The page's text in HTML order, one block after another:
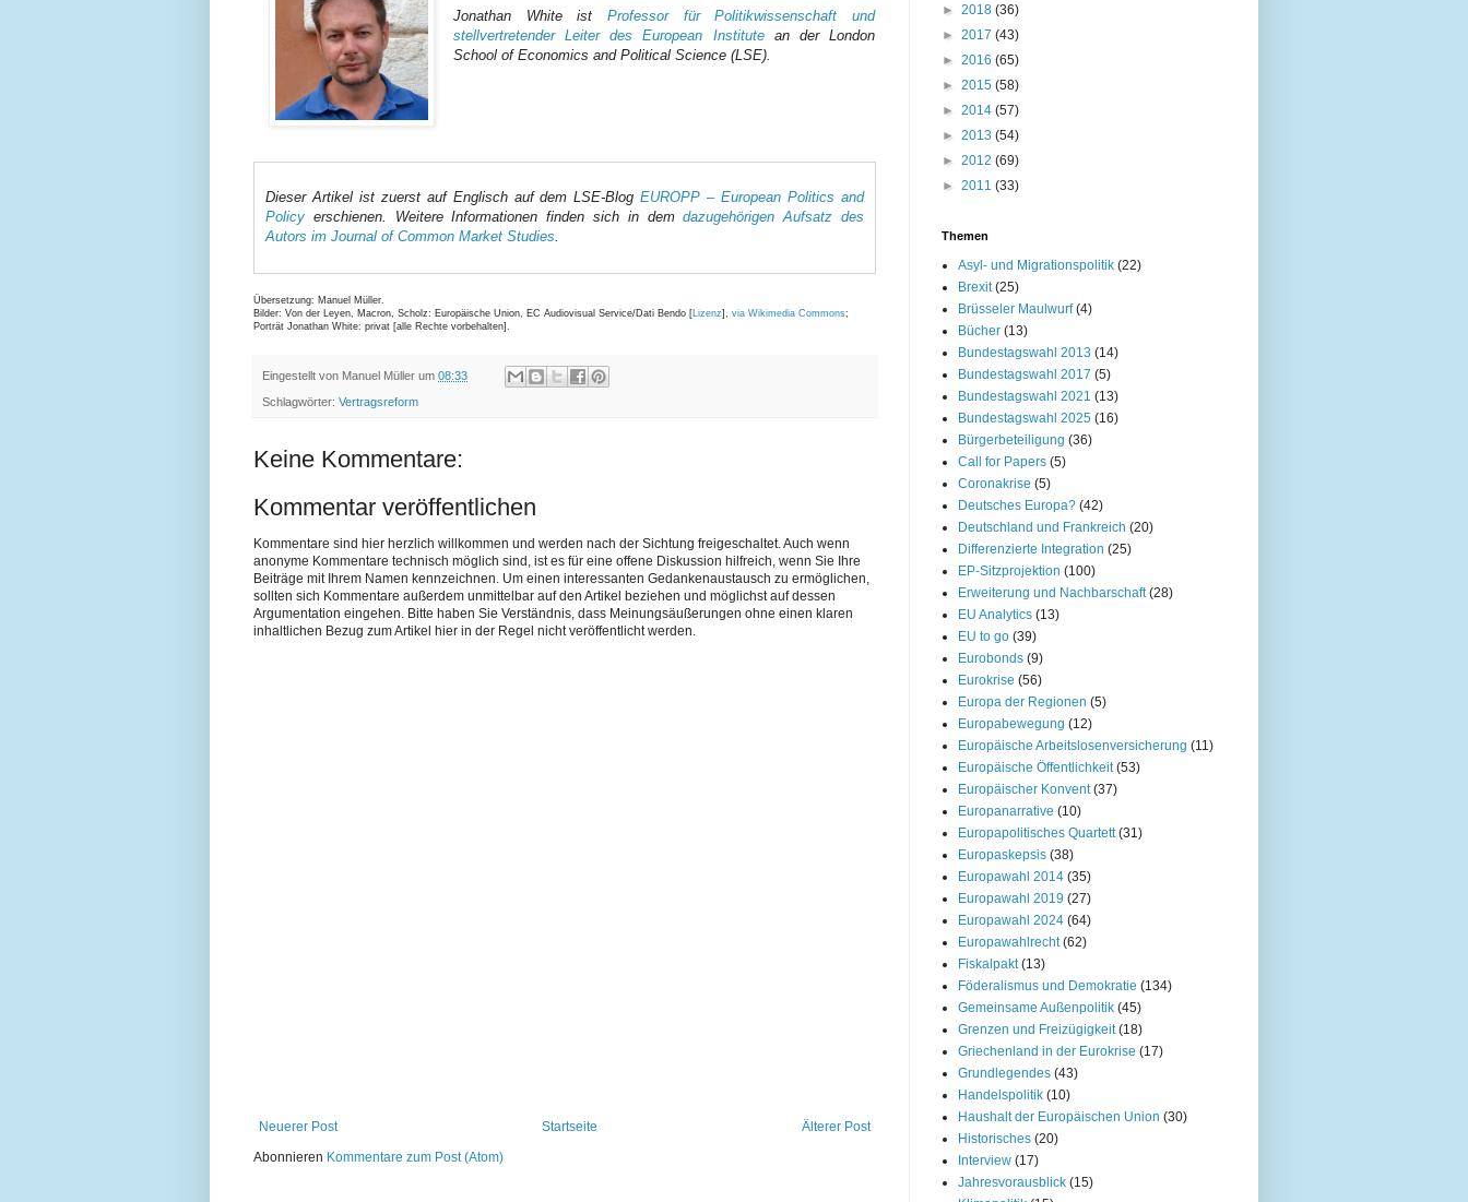
Jonathan White ist Professor für Politikwissenschaft und
stellvertretender Leiter des European Institutean der London
School of Economics and Political Science (LSE).
Dieser Artikel ist zuerst auf Englisch auf dem LSE-BlogEUROPP – European Politics and
Policy erschienen. Weitere Informationen finden sich in demdazugehörigen Aufsatz des
Autors im Journal of Common Market Studies.
Übersetzung: Manuel Müller.
Bilder: Von der Leyen, Macron, Scholz: Europäische Union, EC Audiovisual Service/Dati Bendo [ Lizenz], via Wikimedia Commons;
Porträt Jonathan White: privat [alle Rechte vorbehalten].
Eingestellt von Manuel Müller um 08:33
Schlagwörter: Vertragsreform
Keine Kommentare:
Kommentar veröffentlichen
Kommentare sind hier herzlich willkommen und werden nach der Sichtung freigeschaltet. Auch wenn
anonyme Kommentare technisch möglich sind, ist es für eine offene Diskussion hilfreich, wenn Sie Ihre
Beiträge mit Ihrem Namen kennzeichnen. Um einen interessanten Gedankenaustausch zu ermöglichen,
sollten sich Kommentare außerdem unmittelbar auf den Artikel beziehen und möglichst auf dessen
Argumentation eingehen. Bitte haben Sie Verständnis, dass Meinungsäußerungen ohne einen klaren
inhaltlichen Bezug zum Artikel hier in der Regel nicht veröffentlicht werden.
Neuerer Post Älterer Post
Startseite
Abonnieren Kommentare zum Post (Atom)
► 2018 (36)
► 2017 (43)
► 2016 (65)
► 2015 (58)
► 2014 (57)
► 2013 (54)
► 2012 (69)
► 2011 (33)
Themen
Asyl- und Migrationspolitik (22)
Brexit (25)
Brüsseler Maulwurf (4)
Bücher (13)
Bundestagswahl 2013 (14)
Bundestagswahl 2017 (5)
Bundestagswahl 2021 (13)
Bundestagswahl 2025 (16)
Bürgerbeteiligung (36)
Call for Papers (5)
Coronakrise (5)
Deutsches Europa? (42)
Deutschland und Frankreich (20)
Differenzierte Integration (25)
EP-Sitzprojektion (100)
Erweiterung und Nachbarschaft (28)
EU Analytics (13)
EU to go (39)
Eurobonds (9)
Eurokrise (56)
Europa der Regionen (5)
Europabewegung (12)
Europäische Arbeitslosenversicherung (11)
Europäische Öffentlichkeit (53)
Europäischer Konvent (37)
Europanarrative (10)
Europapolitisches Quartett (31)
Europaskepsis (38)
Europawahl 2014 (35)
Europawahl 2019 (27)
Europawahl 2024 (64)
Europawahlrecht (62)
Fiskalpakt (13)
Föderalismus und Demokratie (134)
Gemeinsame Außenpolitik (45)
Grenzen und Freizügigkeit (18)
Griechenland in der Eurokrise (17)
Grundlegendes (43)
Handelspolitik (10)
Haushalt der Europäischen Union (30)
Historisches (20)
Interview (17)
Jahresvorausblick (15)